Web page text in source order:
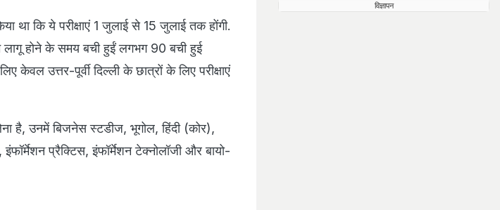
था कि ये परीक्षाएं 1 जुलाई से 15 जुलाई तक होंगी.
होने के समय बची हुईं लगभग 90 बची हुई
केवल उत्तर-पूर्वी दिल्ली के छात्रों के लिए परीक्षाएं
है, उनमें बिजनेस स्टडीज, भूगोल, हिंदी (कोर),
प्रैक्टिस, इंफॉर्मेशन टेक्नोलॉजी और बायो-
विज्ञापन